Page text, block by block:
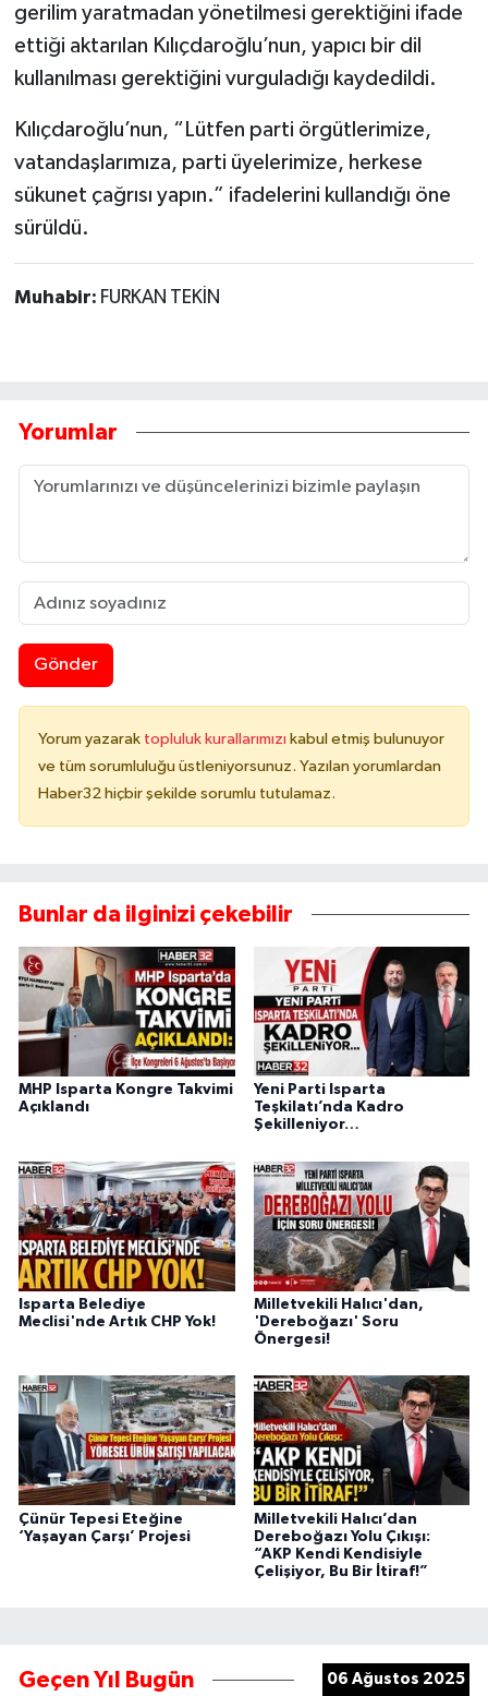
gerilim yaratmadan yönetilmesi gerektiğini ifade
ettiği aktarılan Kılıçdaroğlu’nun, yapıcı bir dil
kullanılması gerektiğini vurguladığı kaydedildi.
Kılıçdaroğlu’nun, “Lütfen parti örgütlerimize,
vatandaşlarımıza, parti üyelerimize, herkese
sükunet çağrısı yapın.” ifadelerini kullandığı öne
sürüldü.
Muhabir: FURKAN TEKİN
Yorumlar
Gönder
Yorum yazarak topluluk kurallarımızı kabul etmiş bulunuyor
ve tüm sorumluluğu üstleniyorsunuz. Yazılan yorumlardan
Haber32 hiçbir şekilde sorumlu tutulamaz.
Bunlar da ilginizi çekebilir
MHP Isparta Kongre Takvimi
Açıklandı
Yeni Parti Isparta
Teşkilatı’nda Kadro
Şekilleniyor…
Isparta Belediye
Meclisi'nde Artık CHP Yok!
Milletvekili Halıcı'dan,
'Dereboğazı' Soru
Önergesi!
Çünür Tepesi Eteğine
‘Yaşayan Çarşı’ Projesi
Milletvekili Halıcı’dan
Dereboğazı Yolu Çıkışı:
“AKP Kendi Kendisiyle
Çelişiyor, Bu Bir İtiraf!”
Geçen Yıl Bugün 06 Ağustos 2025